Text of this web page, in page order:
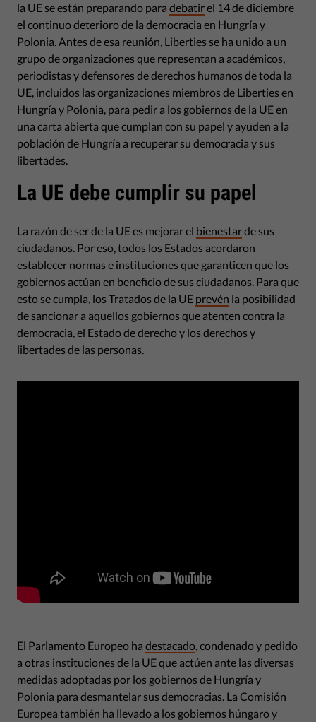
la UE se están preparando para debatirel 14 de diciembre
el continuo deterioro de la democracia en Hungría y
Polonia. Antes de esa reunión, Liberties se ha unido a un
grupo de organizaciones que representan a académicos,
periodistas y defensores de derechos humanos de toda la
UE, incluidos las organizaciones miembros de Liberties en
Hungría y Polonia, para pedir a los gobiernos de la UE en
una carta abierta que cumplan con su papel y ayuden a la
población de Hungría a recuperar su democracia y sus
libertades.
La UE debe cumplir su papel
La razón de ser de la UE es mejorar el bienestarde sus
ciudadanos. Por eso, todos los Estados acordaron
establecer normas e instituciones que garanticen que los
gobiernos actúan en beneficio de sus ciudadanos. Para que
esto se cumpla, los Tratados de la UE prevén la posibilidad
de sancionar a aquellos gobiernos que atenten contra la
democracia, el Estado de derecho y los derechos y
libertades de las personas.
El Parlamento Europeo ha destacado , condenado y pedido
a otras instituciones de la UE que actúen ante las diversas
medidas adoptadas por los gobiernos de Hungría y
Polonia para desmantelar sus democracias. La Comisión
Europea también ha llevado a los gobiernos húngaro y